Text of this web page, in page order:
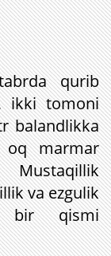
qurib
ikki tomoni
balandlikka
marmar
va ezgulik
bir qismi